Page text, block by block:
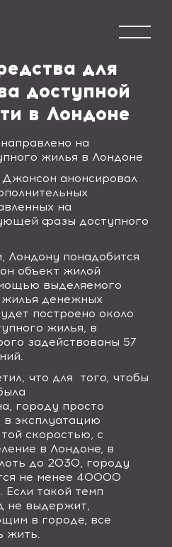
для
доступной
в Лондоне
на
жилья в Лондоне
анонсировал
на
фазы доступного
Лондону понадобится
объект жилой
выделяемого
денежных
построено около
жилья, в
задействованы 57
что для того, чтобы
городу просто
эксплуатацию
скоростью, с
в Лондоне, в
до 2030, городу
не менее 40000
такой темп
не выдержит,
в городе, все
жить.